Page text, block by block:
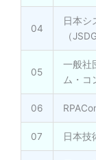
04
日本シ
（JSDG
05
一般社
ム・コ
06
07 日本技